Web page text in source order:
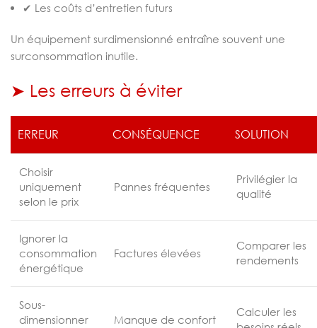
✔ Les coûts d’entretien futurs
Un équipement surdimensionné entraîne souvent une
surconsommation inutile.
➤ Les erreurs à éviter
ERREUR CONSÉQUENCE SOLUTION
Choisir
uniquement
selon le prix
Pannes fréquentes
Privilégier la
qualité
Ignorer la
consommation
énergétique
Factures élevées
Comparer les
rendements
Sous-
dimensionner
Manque de confort
Calculer les